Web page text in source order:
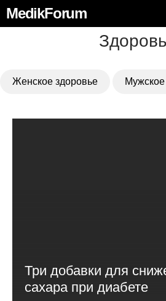
MedikForum
Женское здоровье
Три добавки для
сахара при диабете